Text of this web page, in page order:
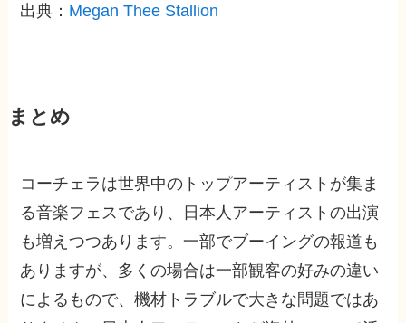
出典： Megan Thee Stallion
まとめ
コーチェラは世界中のトップアーティストが集ま
る音楽フェスであり、日本人アーティストの出演
も増えつつあります。一部でブーイングの報道も
ありますが、多くの場合は一部観客の好みの違い
によるもので、機材トラブルで大きな問題ではあ